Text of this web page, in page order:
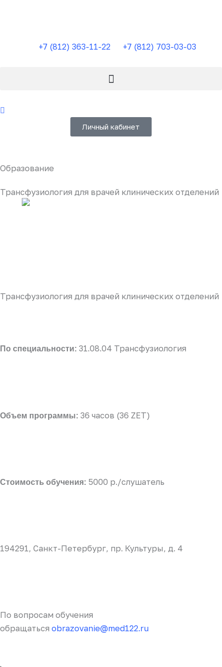
+7 (812) 363-11-22
+7 (812) 703-03-03
Личный кабинет
Образование
Трансфузиология для врачей клинических отделений
Трансфузиология для врачей клинических отделений
По специальности: 31.08.04 Трансфузиология
Объем программы: 36 часов (36 ZET)
Стоимость обучения: 5000 р./слушатель
194291, Санкт-Петербург, пр. Культуры, д. 4
По вопросам обучения
обращаться obrazovanie@med122.ru